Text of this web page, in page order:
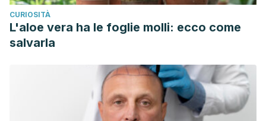
CURIOSITÀ
L'aloe vera ha le foglie molli: ecco come
salvarla